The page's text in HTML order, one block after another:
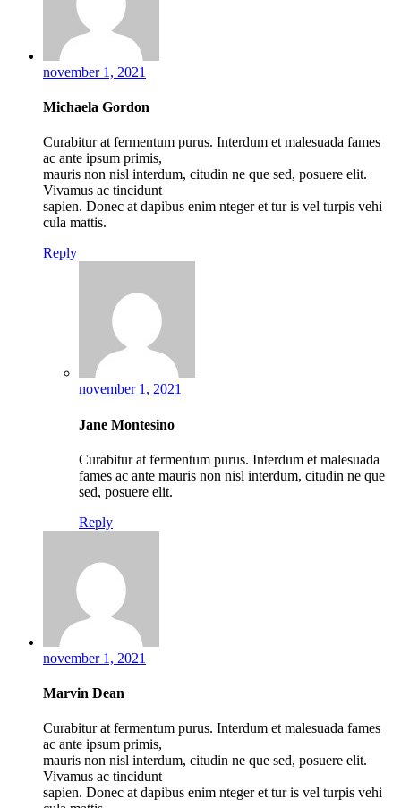
november 1, 2021
Michaela Gordon
Curabitur at fermentum purus. Interdum et malesuada fames
ac ante ipsum primis,
mauris non nisl interdum, citudin ne que sed, posuere elit.
Vivamus ac tincidunt
sapien. Donec at dapibus enim nteger et tur is vel turpis vehi
cula mattis.
Reply
november 1, 2021
Jane Montesino
Curabitur at fermentum purus. Interdum et malesuada
fames ac ante mauris non nisl interdum, citudin ne que
sed, posuere elit.
Reply
november 1, 2021
Marvin Dean
Curabitur at fermentum purus. Interdum et malesuada fames
ac ante ipsum primis,
mauris non nisl interdum, citudin ne que sed, posuere elit.
Vivamus ac tincidunt
sapien. Donec at dapibus enim nteger et tur is vel turpis vehi